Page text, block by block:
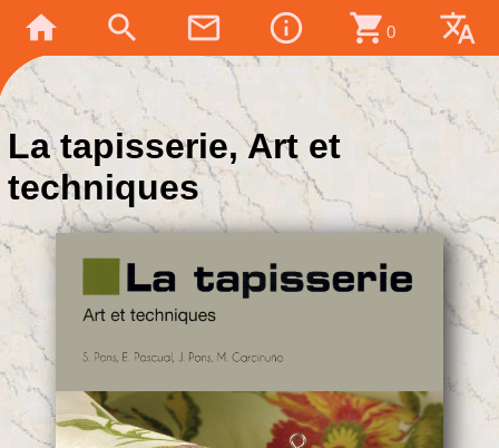
home search mail_outline info_outline shopping_cart 0 translate
La tapisserie, Art et
techniques